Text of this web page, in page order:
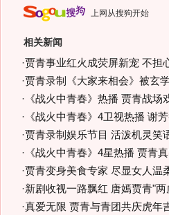
上网从搜狗开始
相关新闻
·贾青事业红火成荧屏新宠 不担
·贾青录制《大家来相会》被玄
· 《战火中青春》热播 贾青战场
· 《战火中青春》4卫视热播 谢
·贾青录制娱乐节目 活泼机灵笑
· 《战火中青春》4星热播 贾青
·贾青变身美食专家 尽显女人温
·新剧收视一路飘红 唐嫣贾青"两
·真爱无限 贾青与青团共庆虎年